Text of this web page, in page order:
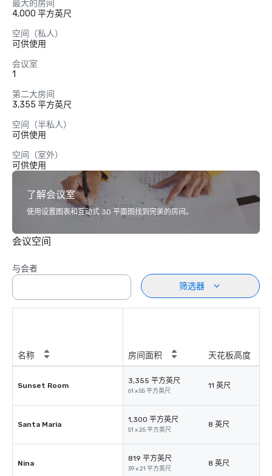
最大的房间
4,000 平方英尺
空间（私人）
可供使用
会议室
1
第二大房间
3,355 平方英尺
空间（半私人）
可供使用
空间（室外）
可供使用
了解会议室
使用设置图表和互动式 3D 平面图找到完美的房间。
会议空间
与会者
筛选器
名称 房间面积 天花板高度
Sunset Room
3,355 平方英尺
61 x 55 平方英尺
11 英尺
Santa Maria
1,300 平方英尺
51 x 25 平方英尺
8 英尺
Nina
819 平方英尺
39 x 21 平方英尺
8 英尺